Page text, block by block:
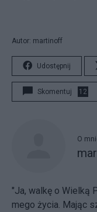
Autor: martinoff
Udostępnij
Skomentuj 12
O
"Ja, walkę o Wielką
mego życia. Mając